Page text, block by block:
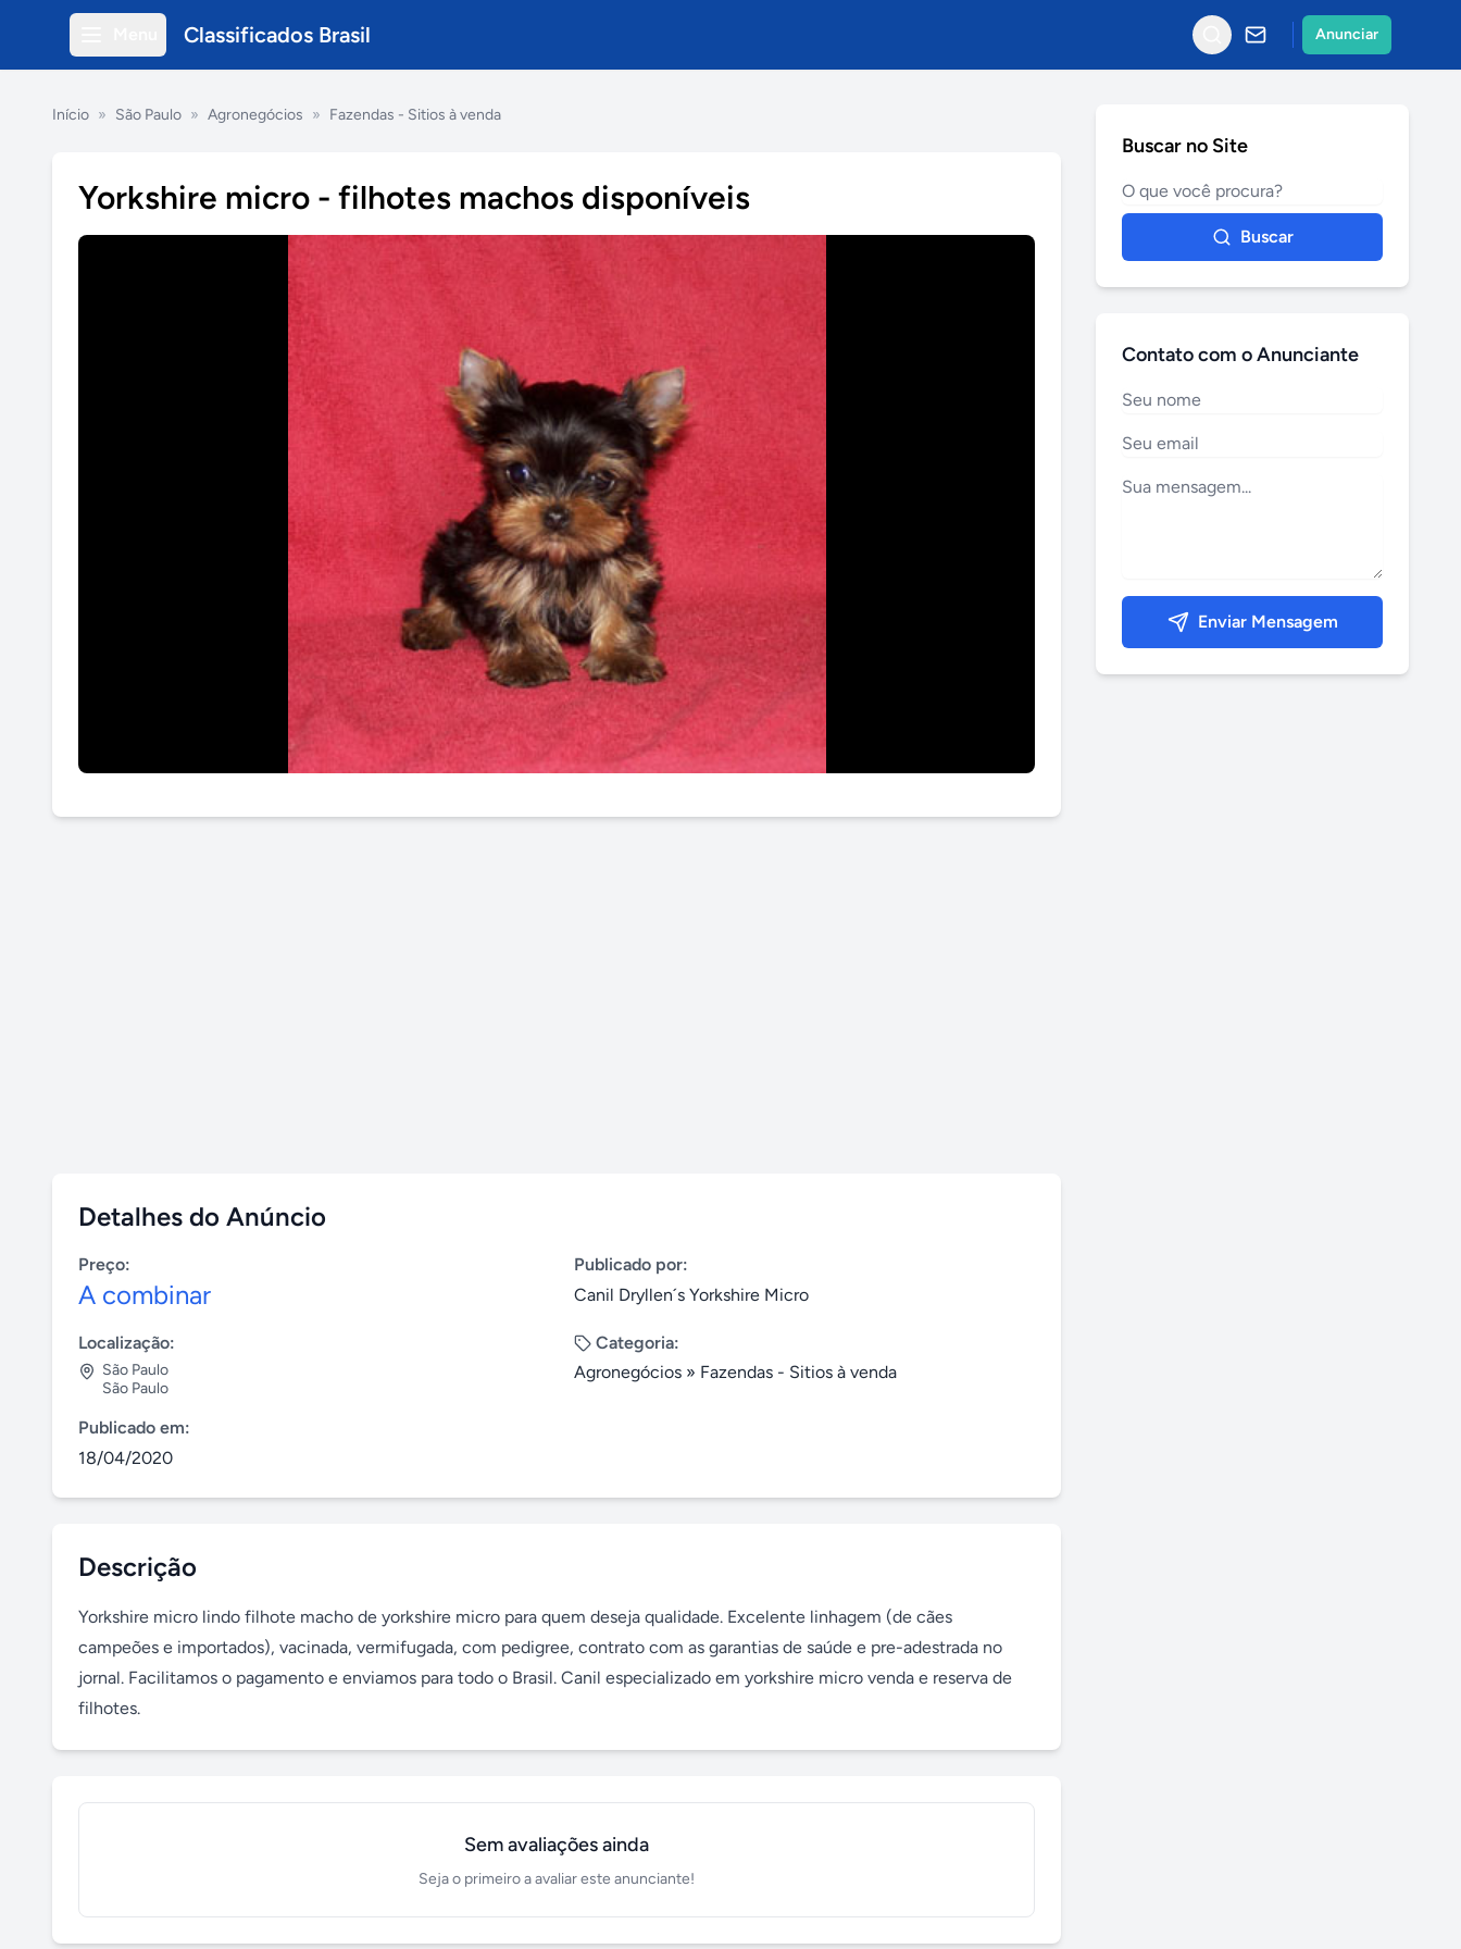
Classificados Brasil Anunciar
Início » São Paulo » Agronegócios » Fazendas - Sitios à venda
Yorkshire micro - filhotes machos disponíveis
Detalhes do Anúncio
Preço:
A combinar
Publicado por:
Canil Dryllen´s Yorkshire Micro
Localização:
São Paulo
São Paulo
Categoria:
Agronegócios » Fazendas - Sitios à venda
Publicado em:
18/04/2020
Descrição
Yorkshire micro lindo filhote macho de yorkshire micro para quem deseja qualidade. Excelente linhagem (de cães
campeões e importados), vacinada, vermifugada, com pedigree, contrato com as garantias de saúde e pre-adestrada no
jornal. Facilitamos o pagamento e enviamos para todo o Brasil. Canil especializado em yorkshire micro venda e reserva de
filhotes.
Sem avaliações ainda
Seja o primeiro a avaliar este anunciante!
Buscar no Site
Buscar
Contato com o Anunciante
Enviar Mensagem